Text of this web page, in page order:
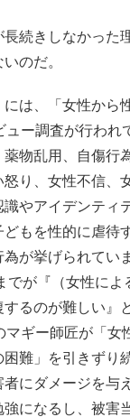
続きしなかった
のだ。
には、「女性から
ュー調査が行われ
物乱用、自傷行
り、女性不信、
やアイデンティ
もを性的に虐待
が挙げられてい
でが『（女性によ
るのが難しい』
マギー師匠が「女
難」を引きずり
にダメージを与
になるし、被害